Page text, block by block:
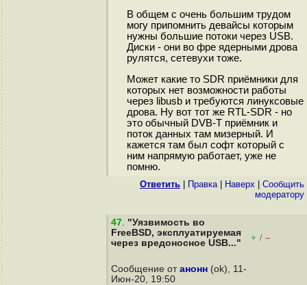
В общем с очень большим трудом
могу припомнить девайсы которым
нужны большие потоки через USB.
Диски - они во фре ядерными дрова
рулятся, сетевухи тоже.
Может какие то SDR приёмники для
которых нет возможности работы
через libusb и требуются линуксовые
дрова. Ну вот тот же RTL-SDR - но
это обычный DVB-T приёмник и
поток данных там мизерный. И
кажется там был софт который с
ним напрямую работает, уже не
помню.
Ответить Правка| Наверх
Cообщить
модератору
47. "Уязвимость во
FreeBSD, эксплуатируемая
через вредоносное USB..."
+ / –
Сообщение от анонн (ok), 11-
Июн-20, 19:50